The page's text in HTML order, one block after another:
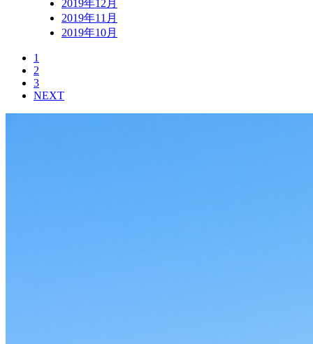
2019年12月
2019年11月
2019年10月
1
2
3
NEXT